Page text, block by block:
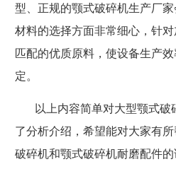
型、正规的颚式破碎机生产厂
材料的选择方面非常细心，针
匹配的优质原料，使设备生产
定。
以上内容简单对大型颚式
了分析介绍，希望能对大家有
破碎机和颚式破碎机耐磨配件